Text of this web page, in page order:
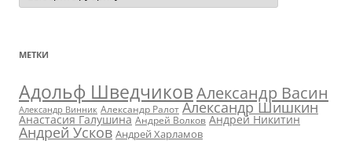
МЕТКИ
Адольф ШведчиковАлександр Васин
Александр Винник Александр Ралот Александр Шишкин
Анастасия Галушина Андрей Волков Андрей Никитин
Андрей Усков Андрей Харламов